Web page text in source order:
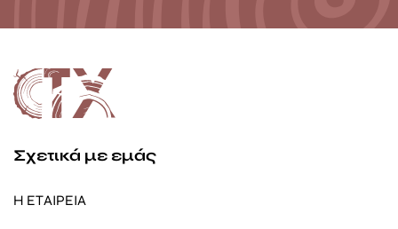
Σχετικά με εμάς
Η ΕΤΑΙΡΕΙΑ